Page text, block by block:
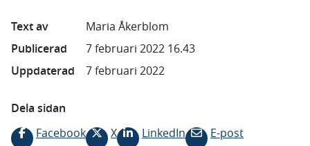
Text av
Maria Åkerblom
Publicerad
7 februari 2022 16.43
Uppdaterad
7 februari 2022
Dela sidan
Facebook
X LinkedIn E-post